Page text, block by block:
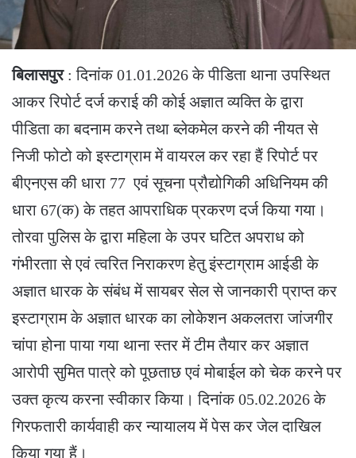
बिलासपुर: दिनांक 01.01.2026 के पीडिता थाना उपस्थित
आकर रिपोर्ट दर्ज कराई की कोई अज्ञात व्यक्ति के द्वारा
पीडिता का बदनाम करने तथा ब्लेकमेल करने की नीयत से
निजी फोटो को इस्टाग्राम में वायरल कर रहा हैं रिपोर्ट पर
बीएनएस की धारा 77 एवं सूचना प्रौद्योगिकी अधिनियम की
धारा 67(क) के तहत आपराधिक प्रकरण दर्ज किया गया।
तोरवा पुलिस के द्वारा महिला के उपर घटित अपराध को
गंभीरताा से एवं त्वरित निराकरण हेतु इंस्टाग्राम आईडी के
अज्ञात धारक के संबंध में सायबर सेल से जानकारी प्राप्त कर
इस्टाग्राम के अज्ञात धारक का लोकेशन अकलतरा जांजगीर
चांपा होना पाया गया थाना स्तर में टीम तैयार कर अज्ञात
आरोपी सुमित पात्रे को पूछताछ एवं मोबाईल को चेक करने पर
उक्त कृत्य करना स्वीकार किया। दिनांक 05.02.2026 के
गिरफतारी कार्यवाही कर न्यायालय में पेस कर जेल दाखिल
किया गया हैं।